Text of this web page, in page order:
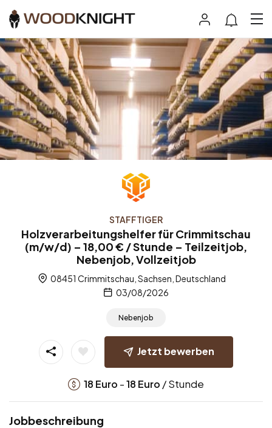
STAFFTIGER
Holzverarbeitungshelfer für Crimmitschau
(m/w/d) – 18,00 € / Stunde – Teilzeitjob,
Nebenjob, Vollzeitjob
08451 Crimmitschau, Sachsen, Deutschland
03/08/2026
Nebenjob
Jetzt bewerben
18 Euro -18 Euro / Stunde
Jobbeschreibung